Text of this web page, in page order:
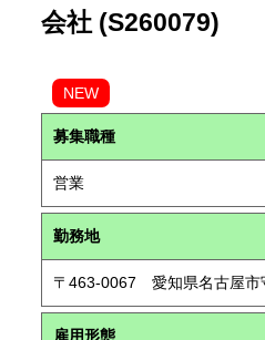
会社 (S260079)
NEW
募集職種
営業
勤務地
〒463-0067 愛知県名古屋市
雇用形態